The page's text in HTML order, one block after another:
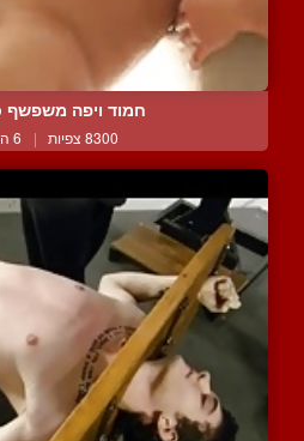
חמוד ויפה משפשף
8300 צפיות | 6 המלצות